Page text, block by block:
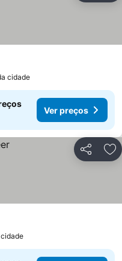
cidade
Ver preços
Partilhar